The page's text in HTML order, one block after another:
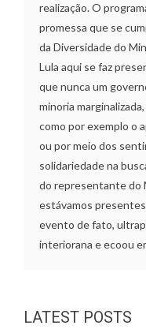
realização. O
promessa que se
da Diversidade do
Lula aqui se faz
que nunca um
minoria
como por exemplo o
ou por meio dos
solidariedade na
do representante do
estávamos
evento de fato,
interiorana e ecoou
LATEST POSTS